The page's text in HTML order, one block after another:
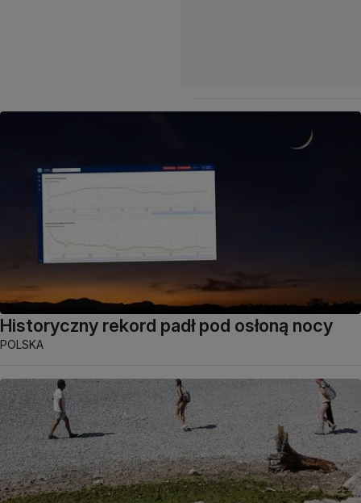
Historyczny rekord padł pod osłoną nocy
POLSKA